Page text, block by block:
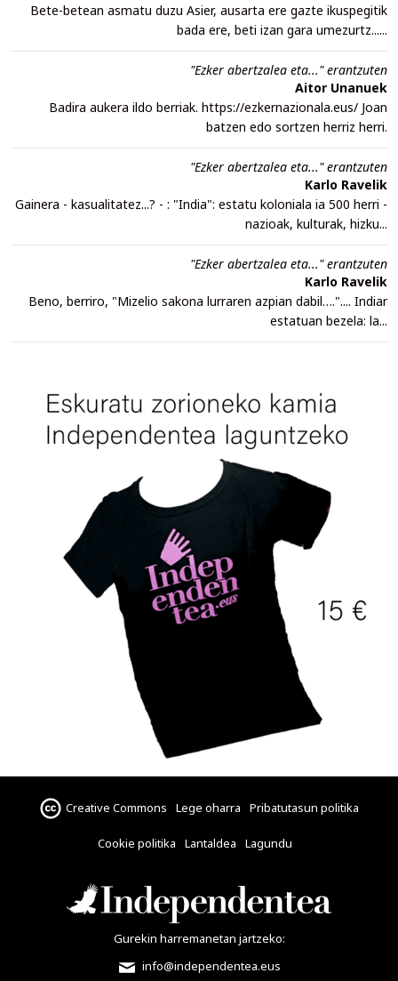
Bete-betean asmatu duzu Asier, ausarta ere gazte ikuspegitik
bada ere, beti izan gara umezurtz......
"Ezker abertzalea eta..." erantzuten
Aitor Unanuek
Badira aukera ildo berriak. https://ezkernazionala.eus/ Joan
batzen edo sortzen herriz herri.
"Ezker abertzalea eta..." erantzuten
Karlo Ravelik
Gainera - kasualitatez...? - : "India": estatu koloniala ia 500 herri -
nazioak, kulturak, hizku...
"Ezker abertzalea eta..." erantzuten
Karlo Ravelik
Beno, berriro, "Mizelio sakona lurraren azpian dabil….".... Indiar
estatuan bezela: la...
Creative Commons Lege oharra Pribatutasun politika
Cookie politika Lantaldea Lagundu
Gurekin harremanetan jartzeko:
info@independentea.eus